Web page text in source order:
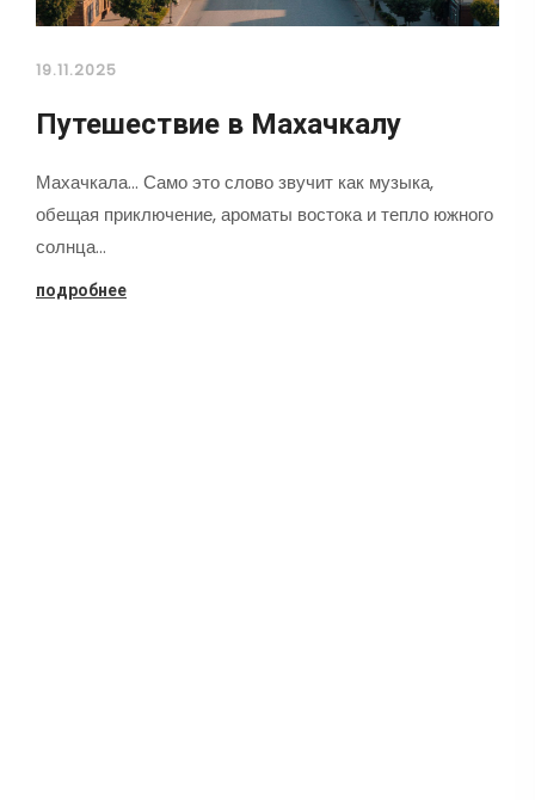
19.11.2025
Путешествие в Махачкалу
Махачкала... Само это слово звучит как музыка,
обещая приключение, ароматы востока и тепло южного
солнца…
подробнее